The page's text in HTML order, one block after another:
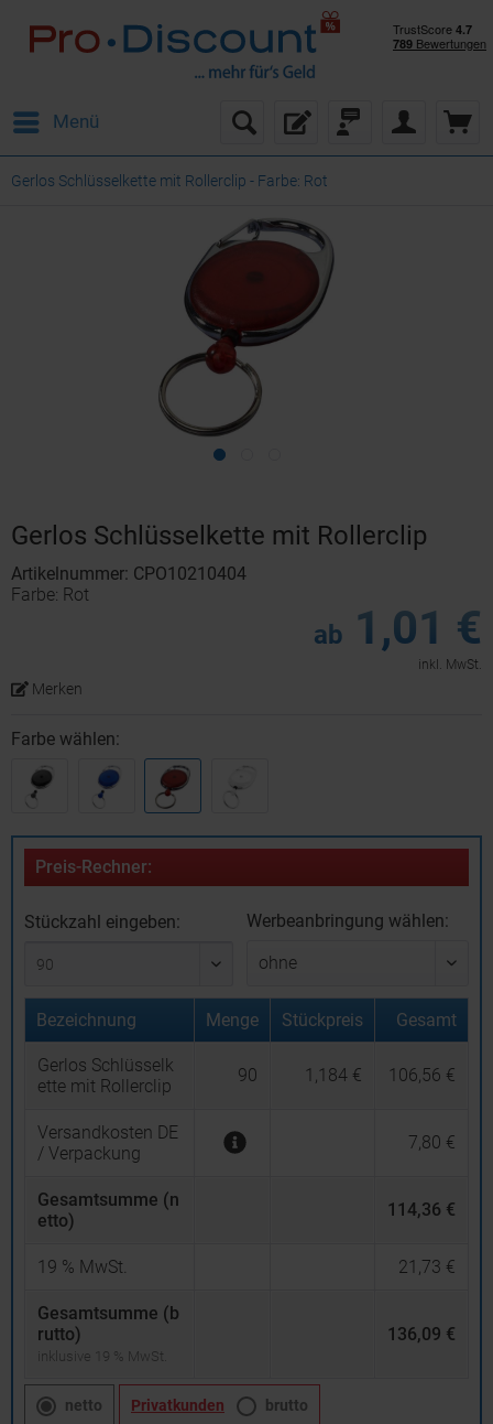
Menü
Gerlos Schlüsselkette mit Rollerclip - Farbe: Rot
Gerlos Schlüsselkette mit Rollerclip
Artikelnummer: CPO10210404
Farbe: Rot
ab 1,01 €
inkl. MwSt.
Merken
Farbe wählen:
Preis-Rechner:
Stückzahl eingeben: Werbeanbringung wählen:
Bezeichnung Menge Stückpreis Gesamt
Gerlos Schlüsselk
ette mit Rollerclip
90 1,184 € 106,56 €
Versandkosten DE
/ Verpackung
7,80 €
Gesamtsumme (n
etto)
114,36 €
19 % MwSt. 21,73 €
Gesamtsumme (b
rutto)
inklusive 19 % MwSt.
136,09 €
netto Privatkunden brutto